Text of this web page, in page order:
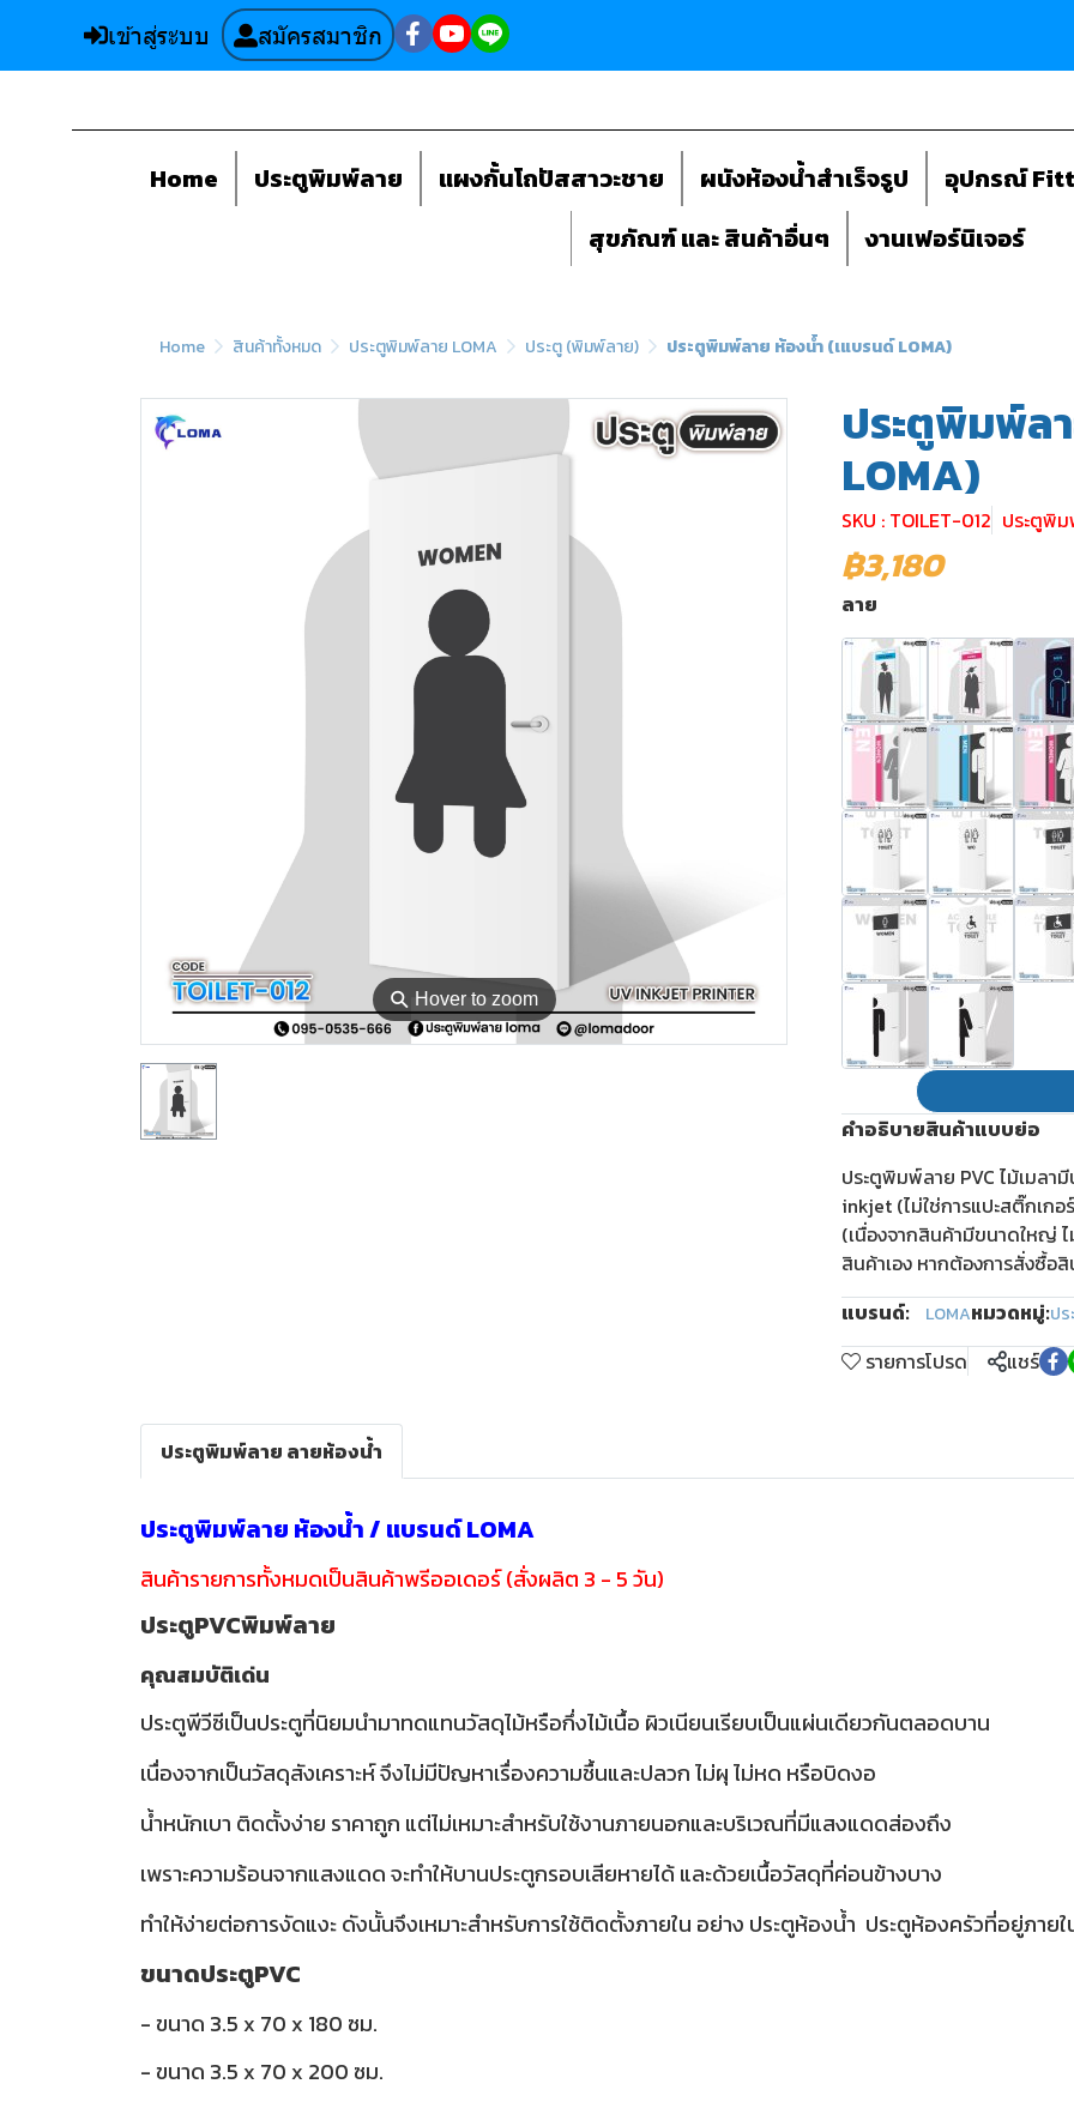
เข้าสู่ระบบ สมัครสมาชิก
Home ประตูพิมพ์ลาย แผงกั้นโถปัสสาวะชาย ผนังห้องน้ำสำเร็จรูป อุปกรณ์
สุขภัณฑ์ และ สินค้าอื่นๆ
งานเฟอร์นิเจอร์
Home สินค้าทั้งหมด ประตูพิมพ์ลาย LOMA ประตู (พิมพ์ลาย) ประตูพิมพ์ลาย ห้องน้ำ (เแบรนด์ LOMA)
⚲ Hover to zoom
ประตูพิมพ์ล
LOMA)
SKU : TOILET-012 ประตูพิม
฿3,180
ลาย
คำอธิบายสินค้าแบบย่อ
ประตูพิมพ์ลาย PVC ไม้เมลา
inkjet (ไม่ใช่การแปะสติ๊กเก
(เนื่องจากสินค้ามีขนาดใหญ่
สินค้าเอง หากต้องการสั่งซื้อ
แบรนด์:
LOMAหมวดหมู่:ป
รายการโปรด แชร์
ประตูพิมพ์ลาย ลายห้องน้ำ
ประตูพิมพ์ลาย ห้องน้ำ / แบรนด์ LOMA
สินค้ารายการทั้งหมดเป็นสินค้าพรีออเดอร์ (สั่งผลิต 3 - 5 วัน)
ประตูPVCพิมพ์ลาย
คุณสมบัติเด่น
ประตูพีวีซีเป็นประตูที่นิยมนำมาทดแทนวัสดุไม้หรือกึ่งไม้เนื้อ ผิวเนียนเรียบเป็นแผ่นเดียวกันตลอดบาน
เนื่องจากเป็นวัสดุสังเคราะห์ จึงไม่มีปัญหาเรื่องความชื้นและปลวก ไม่ผุ ไม่หด หรือบิดงอ
น้ำหนักเบา ติดตั้งง่าย ราคาถูก แต่ไม่เหมาะสำหรับใช้งานภายนอกและบริเวณที่มีแสงแดดส่องถึง
เพราะความร้อนจากแสงแดด จะทำให้บานประตูกรอบเสียหายได้ และด้วยเนื้อวัสดุที่ค่อนข้างบาง
ทำให้ง่ายต่อการงัดแงะ ดังนั้นจึงเหมาะสำหรับการใช้ติดตั้งภายใน อย่าง ประตูห้องน้ำ ประตูห้องครัวที่อยู่ภายใ
ขนาดประตูPVC
- ขนาด 3.5 x 70 x 180 ซม.
- ขนาด 3.5 x 70 x 200 ซม.